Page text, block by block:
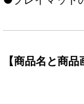
【商品名と商品